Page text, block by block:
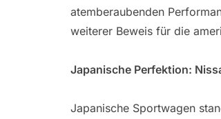
atemberaubenden
weiterer Beweis für die
Japanische Perfektion:
Japanische Sportwagen